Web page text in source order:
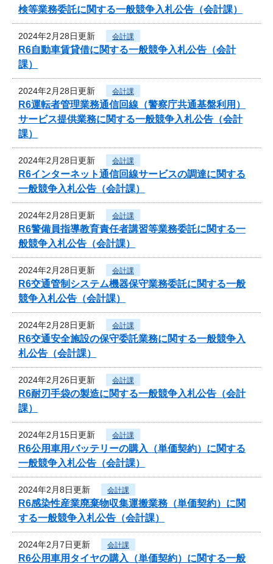
検等業務委託に関する一般競争入札公告（会計課）
2024年2月28日更新 会計課
R6自動車賃貸借に関する一般競争入札公告（会計
課）
2024年2月28日更新 会計課
R6運転者管理業務通信回線（警察庁共通基盤利用）
サービス提供業務に関する一般競争入札公告（会計
課）
2024年2月28日更新 会計課
R6インターネット通信回線サービスの調達に関する
一般競争入札公告（会計課）
2024年2月28日更新 会計課
R6警備員指導教育責任者講習等業務委託に関する一
般競争入札公告（会計課）
2024年2月28日更新 会計課
R6交通管制システム機器保守業務委託に関する一般
競争入札公告（会計課）
2024年2月28日更新 会計課
R6交通安全施設の保守委託業務に関する一般競争入
札公告（会計課）
2024年2月26日更新 会計課
R6耐刃手袋の製造に関する一般競争入札公告（会計
課）
2024年2月15日更新 会計課
R6公用車用バッテリーの購入（単価契約）に関する
一般競争入札公告（会計課）
2024年2月8日更新 会計課
R6感染性産業廃棄物収集運搬業務（単価契約）に関
する一般競争入札公告（会計課）
2024年2月7日更新 会計課
R6公用車用タイヤの購入（単価契約）に関する一般